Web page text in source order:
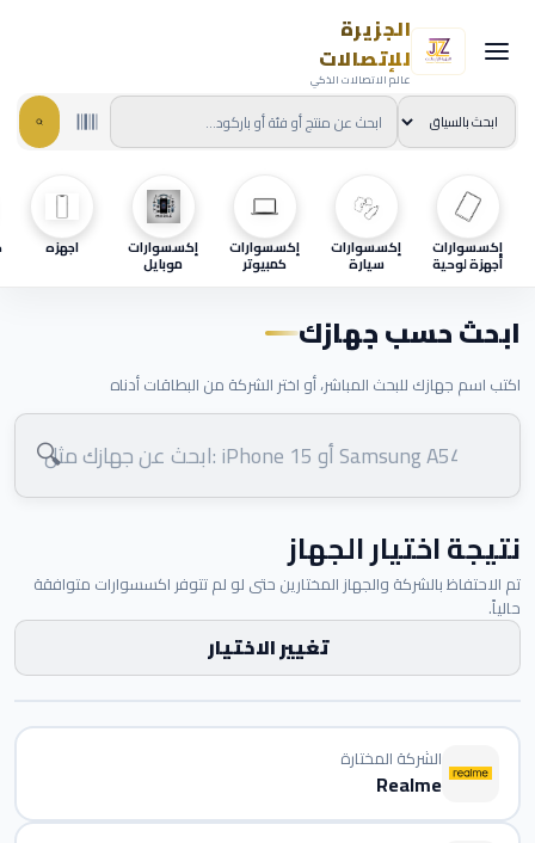
الجزيرة
للإتصالات
عالم الاتصالات الذكي
إكسسوارات
أجهزة لوحية
إكسسوارات
سيارة
إكسسوارات
كمبيوتر
إكسسوارات
موبايل
اجهزه
ابحث حسب جهازك
اكتب اسم جهازك للبحث المباشر، أو اختر الشركة من البطاقات أدناه
🔍
نتيجة اختيار الجهاز
تم الاحتفاظ بالشركة والجهاز المختارين حتى لو لم تتوفر اكسسوارات متوافقة
حالياً.
تغيير الاختيار
الشركة المختارة
Realme